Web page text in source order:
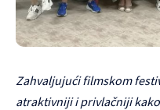
Zahvaljujući filmskom
atraktivniji i privlačniji